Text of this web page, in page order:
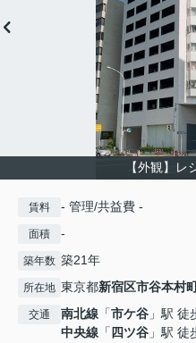
【外観】レ
賃料 - 管理/共益費 -
面積 -
築年数 築21年
所在地 東京都新宿区市谷本村
交通 南北線 「市ケ谷 」駅 徒
中央線 「 四ツ谷 」駅 徒